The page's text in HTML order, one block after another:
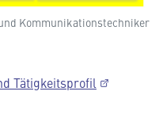
Kommunikationstechniker
Tätigkeitsprofil